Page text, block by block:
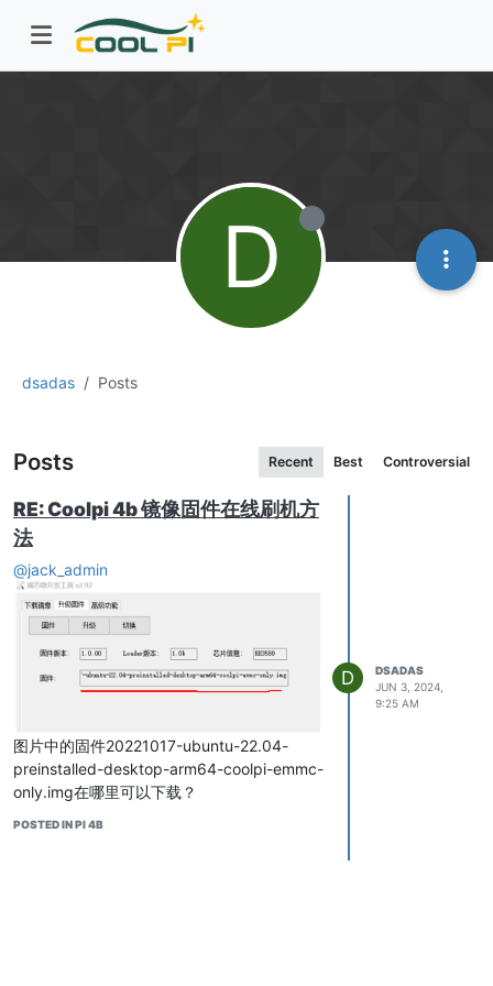
dsadas Posts
D
Posts Recent Best Controversial
RE: Coolpi 4b 镜像固件在线刷机方
法
@jack_admin
图片中的固件20221017-ubuntu-22.04-
preinstalled-desktop-arm64-coolpi-emmc-
only.img在哪里可以下载？
POSTED IN PI 4B
D
DSADAS
JUN 3, 2024,
9:25 AM